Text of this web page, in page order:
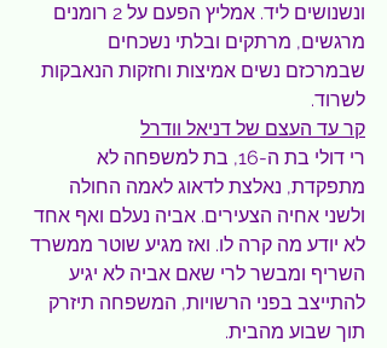
ונשנושים ליד. אמליץ הפעם על 2 רומנים
מרגשים, מרתקים ובלתי נשכחים
שבמרכזם נשים אמיצות וחזקות הנאבקות
לשרוד.
קר עד העצם של דניאל וודרל
רי דולי בת ה-16, בת למשפחה לא
מתפקדת, נאלצת לדאוג לאמה החולה
ולשני אחיה הצעירים. אביה נעלם ואף אחד
לא יודע מה קרה לו. ואז מגיע שוטר ממשרד
השריף ומבשר לרי שאם אביה לא יגיע
להתייצב בפני הרשויות, המשפחה תיזרק
תוך שבוע מהבית.